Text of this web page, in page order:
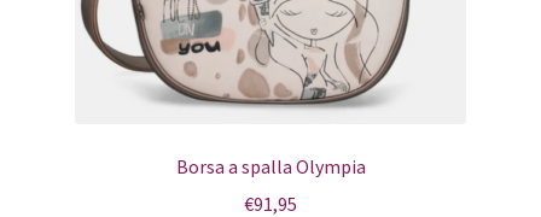
Borsa a spalla Olympia
€91,95